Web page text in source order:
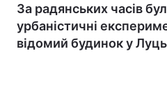
За радянських часів
урбаністичні
відомий будинок у